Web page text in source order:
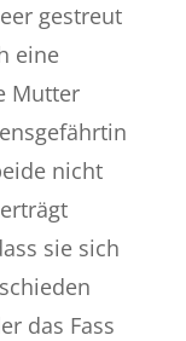
gestreut
eine
Mutter
nicht
sie sich
das Fass